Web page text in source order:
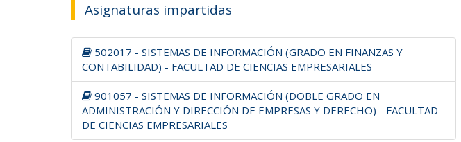
Asignaturas impartidas
502017 - SISTEMAS DE INFORMACIÓN (GRADO EN FINANZAS Y
CONTABILIDAD) - FACULTAD DE CIENCIAS EMPRESARIALES
901057 - SISTEMAS DE INFORMACIÓN (DOBLE GRADO EN
ADMINISTRACIÓN Y DIRECCIÓN DE EMPRESAS Y DERECHO) - FACULTAD
DE CIENCIAS EMPRESARIALES